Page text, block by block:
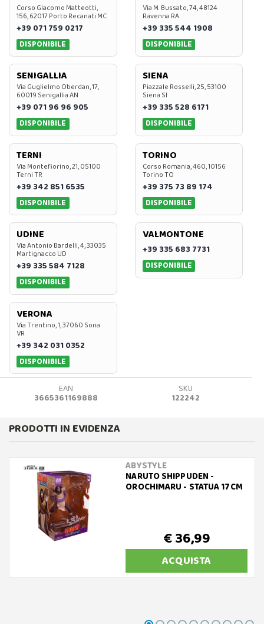
Corso Giacomo Matteotti,
156, 62017 Porto Recanati MC
+39 071 759 0217
DISPONIBILE
Via M. Bussato, 74, 48124
Ravenna RA
+39 335 544 1908
DISPONIBILE
SENIGALLIA
Via Guglielmo Oberdan, 17,
60019 Senigallia AN
+39 071 96 96 905
DISPONIBILE
SIENA
Piazzale Rosselli, 25, 53100
Siena SI
+39 335 528 6171
DISPONIBILE
TERNI
Via Montefiorino, 21, 05100
Terni TR
+39 342 851 6535
DISPONIBILE
TORINO
Corso Romania, 460, 10156
Torino TO
+39 375 73 89 174
DISPONIBILE
UDINE
Via Antonio Bardelli, 4, 33035
Martignacco UD
+39 335 584 7128
DISPONIBILE
VALMONTONE
+39 335 683 7731
DISPONIBILE
VERONA
Via Trentino, 1, 37060 Sona
VR
+39 342 031 0352
DISPONIBILE
EAN
3665361169888
SKU
122242
PRODOTTI IN EVIDENZA
ABYSTYLE
NARUTO SHIPPUDEN -
OROCHIMARU - STATUA 17CM
€ 36,99
ACQUISTA